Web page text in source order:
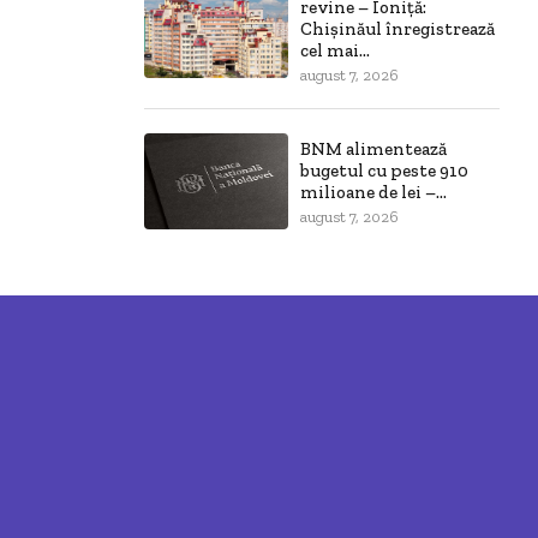
revine – Ioniță:
Chișinăul înregistrează
cel mai...
august 7, 2026
BNM alimentează
bugetul cu peste 910
milioane de lei –...
august 7, 2026